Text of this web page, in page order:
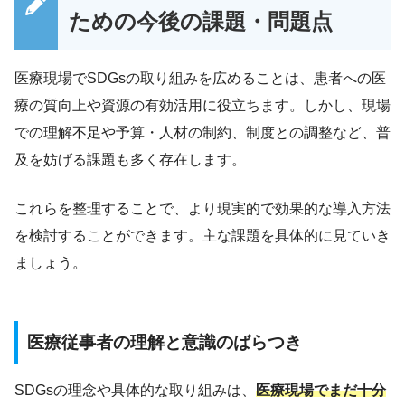
ための今後の課題・問題点
医療現場でSDGsの取り組みを広めることは、患者への医
療の質向上や資源の有効活用に役立ちます。しかし、現場
での理解不足や予算・人材の制約、制度との調整など、普
及を妨げる課題も多く存在します。
これらを整理することで、より現実的で効果的な導入方法
を検討することができます。主な課題を具体的に見ていき
ましょう。
医療従事者の理解と意識のばらつき
SDGsの理念や具体的な取り組みは、 医療現場でまだ十分